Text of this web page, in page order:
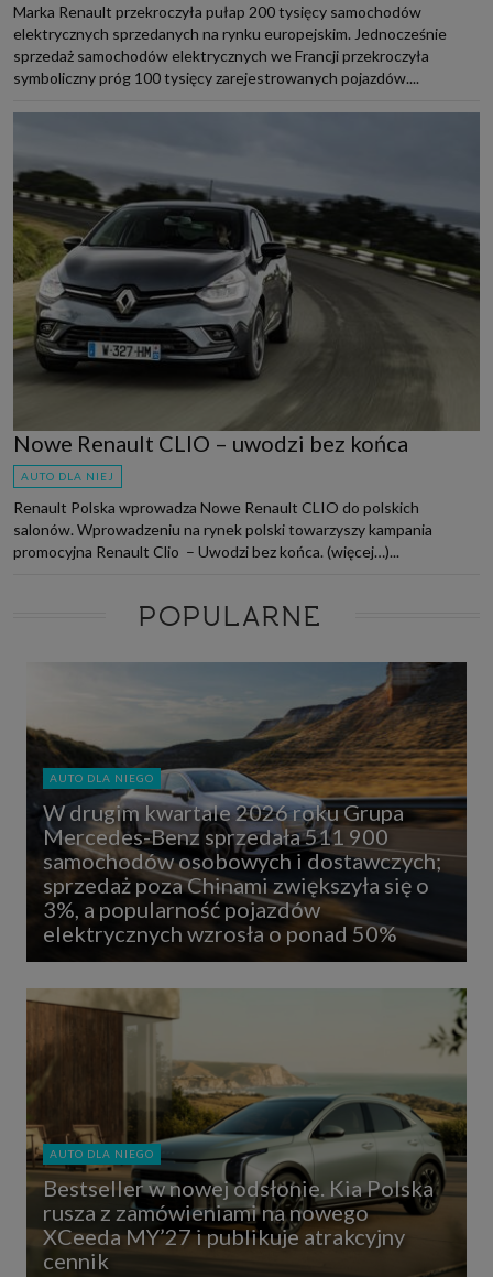
Marka Renault przekroczyła pułap 200 tysięcy samochodów
elektrycznych sprzedanych na rynku europejskim. Jednocześnie
sprzedaż samochodów elektrycznych we Francji przekroczyła
symboliczny próg 100 tysięcy zarejestrowanych pojazdów....
Nowe Renault CLIO – uwodzi bez końca
AUTO DLA NIEJ
Renault Polska wprowadza Nowe Renault CLIO do polskich
salonów. Wprowadzeniu na rynek polski towarzyszy kampania
promocyjna Renault Clio – Uwodzi bez końca. (więcej…)...
POPULARNE
AUTO DLA NIEGO
W drugim kwartale 2026 roku Grupa
Mercedes-Benz sprzedała 511 900
samochodów osobowych i dostawczych;
sprzedaż poza Chinami zwiększyła się o
3%, a popularność pojazdów
elektrycznych wzrosła o ponad 50%
AUTO DLA NIEGO
Bestseller w nowej odsłonie. Kia Polska
rusza z zamówieniami na nowego
XCeeda MY’27 i publikuje atrakcyjny
cennik